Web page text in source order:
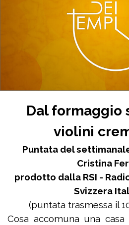
Dal formaggio
violini
Puntata del
Cristina
prodotto dalla RSI -
Svizzera
(puntata trasmessa il
Cosa accomuna una casa